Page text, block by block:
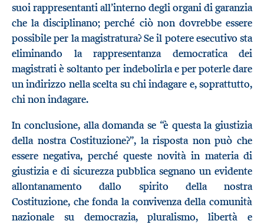
suoi rappresentanti all’interno degli organi di garanzia
che la disciplinano; perché ciò non dovrebbe essere
possibile per la magistratura? Se il potere esecutivo sta
eliminando la rappresentanza democratica dei
magistrati è soltanto per indebolirla e per poterle dare
un indirizzo nella scelta su chi indagare e, soprattutto,
chi non indagare.
In conclusione, alla domanda se “è questa la giustizia
della nostra Costituzione?”, la risposta non può che
essere negativa, perché queste novità in materia di
giustizia e di sicurezza pubblica segnano un evidente
allontanamento dallo spirito della nostra
Costituzione, che fonda la convivenza della comunità
nazionale su democrazia, pluralismo, libertà e